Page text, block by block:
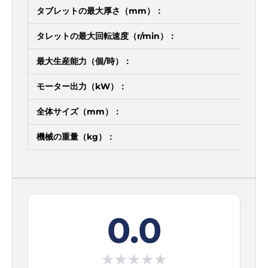
タブレットの最大厚さ（mm）：
タレットの最大回転速度（r/min）：
最大生産能力（個/時）：
モーター出力（kW）：
全体サイズ（mm）：
機械の重量（kg）：
0.0
★★★★★